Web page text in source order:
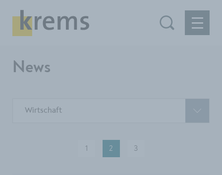
News
Wirtschaft
1 2 3